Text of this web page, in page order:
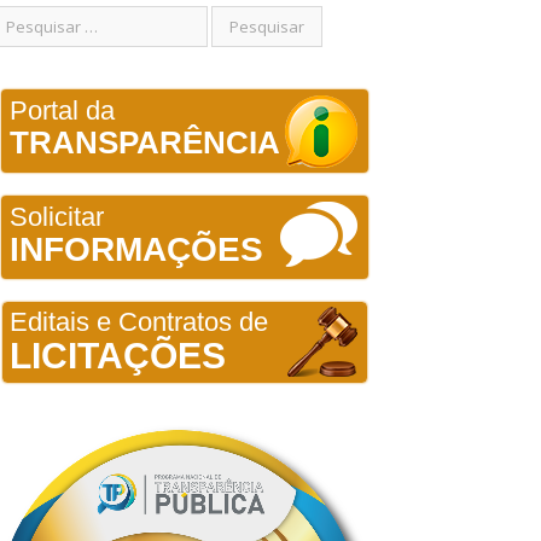
Portal da
TRANSPARÊNCIA
Solicitar
INFORMAÇÕES
Editais e Contratos de
LICITAÇÕES